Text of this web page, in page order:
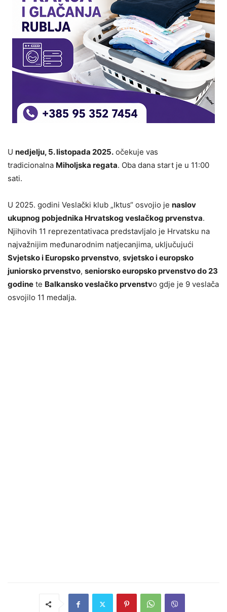
U nedjelju, 5. listopada 2025. očekuje vas
tradicionalna Miholjska regata. Oba dana start je u 11:00
sati.
U 2025. godini Veslački klub „Iktus“ osvojio je naslov
ukupnog pobjednika Hrvatskog veslačkog prvenstva.
Njihovih 11 reprezentativaca predstavljalo je Hrvatsku na
najvažnijim međunarodnim natjecanjima, uključujući
Svjetsko i Europsko prvenstvo, svjetsko i europsko
juniorsko prvenstvo, seniorsko europsko prvenstvo do 23
godine te Balkansko veslačko prvenstvo gdje je 9 veslača
osvojilo 11 medalja.